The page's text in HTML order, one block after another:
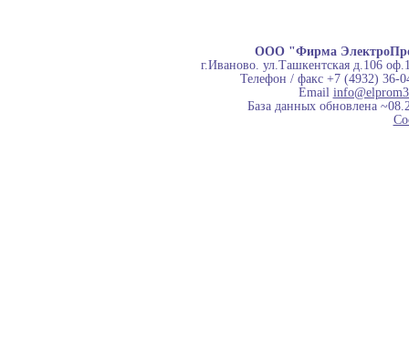
ООО "Фирма
г.Иваново. ул.Ташкентская д.106
Телефон / факс +7 (4932) 36-
Email
База данных обновлена